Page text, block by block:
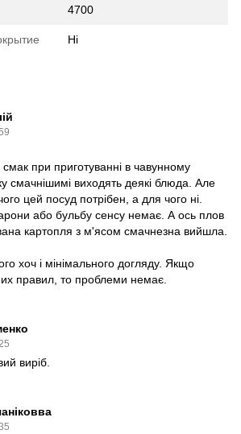
4700
Ні
смак при приготуванні в чавунному
смачнішимі виходять деякі блюда. Але
цей посуд потрібен, а для чого ні.
або бульбу сенсу немає. А ось плов
картопля з м'ясом смачнезна вийшла.
хоч і мінімального догляду. Якщо
правил, то проблеми немає.
виріб.